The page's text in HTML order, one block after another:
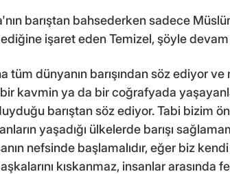
barıştan bahsederken sadece
işaret eden Temizel, şöyle
tüm dünyanın barışından söz ediyor
kavmin ya da bir coğrafyada
barıştan söz ediyor. Tabi bizim
yaşadığı ülkelerde barışı
nefsinde başlamalıdır, eğer biz
kıskanmaz, insanlar